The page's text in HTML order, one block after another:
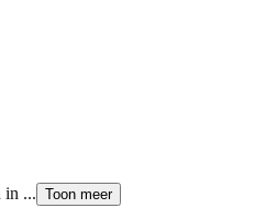
in ... Toon meer